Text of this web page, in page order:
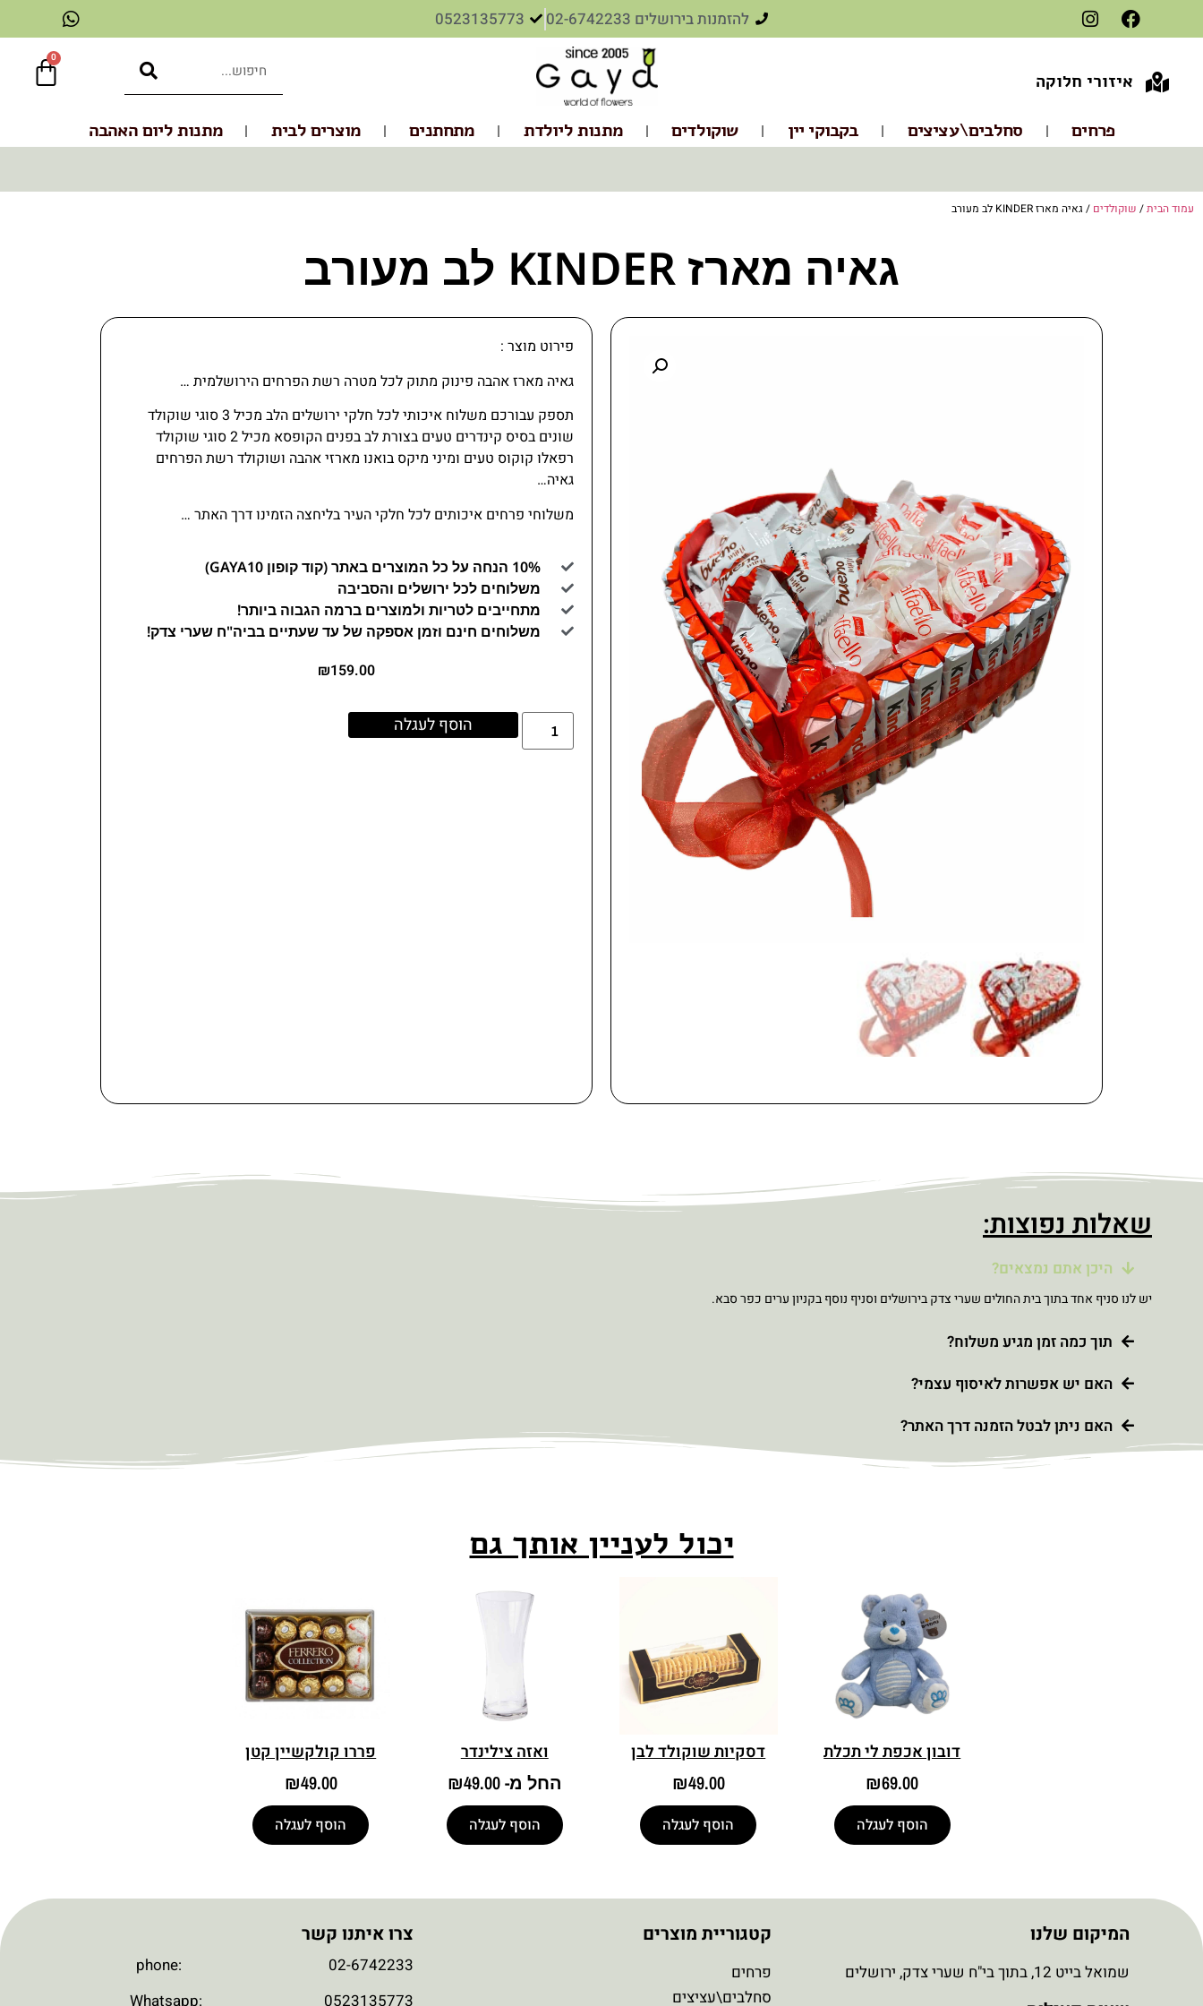
להזמנות בירושלים 02-6742233 0523135773
איזורי חלוקה
0
פרחים סחלבים\עציצים בקבוקי יין שוקולדים מתנות ליולדת מתחתנים מוצרים לבית מתנות ליום האהבה
עמוד הבית/ שוקולדים / גאיה מארז KINDER לב מעורב
גאיה מארז KINDER לב מעורב
פירוט מוצר :
גאיה מארז אהבה פינוק מתוק לכל מטרה רשת הפרחים הירושלמית …
תספק עבורכם משלוח איכותי לכל חלקי ירושלים הלב מכיל 3 סוגי שוקולד
שונים בסיס קינדרים טעים בצורת לב בפנים הקופסא מכיל 2 סוגי שוקולד
רפאלו קוקוס טעים ומיני מיקס בואנו מארזי אהבה ושוקולד רשת הפרחים
גאיה…
משלוחי פרחים איכותים לכל חלקי העיר בליחצה הזמינו דרך האתר …
10% הנחה על כל המוצרים באתר (קוד קופון GAYA10)
משלוחים לכל ירושלים והסביבה
מתחייבים לטריות ולמוצרים ברמה הגבוה ביותר!
משלוחים חינם וזמן אספקה של עד שעתיים בביה"ח שערי צדק!
₪159.00
הוסף לעגלה
שאלות נפוצות:
היכן אתם נמצאים?
יש לנו סניף אחד בתוך בית החולים שערי צדק בירושלים וסניף נוסף בקניון ערים כפר סבא.
תוך כמה זמן מגיע משלוח?
האם יש אפשרות לאיסוף עצמי?
האם ניתן לבטל הזמנה דרך האתר?
יכול לעניין אותך גם
דובון אכפת לי תכלת
₪69.00
הוסף לעגלה
דסקיות שוקולד לבן
₪49.00
הוסף לעגלה
ואזה צילינדר
החל מ-
₪49.00
הוסף לעגלה
פררו קולקשיין קטן
₪49.00
הוסף לעגלה
המיקום שלנו
שמואל בייט 12, בתוך בי"ח שערי צדק, ירושלים
קטגוריית מוצרים
פרחים
סחלבים\עציצים
צרו איתנו קשר
phone: 02-6742233
Whatsapp: 0523135773